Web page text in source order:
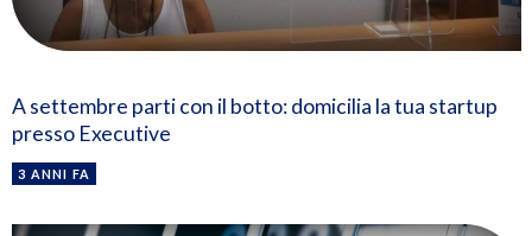
A settembre parti con il botto: domicilia la tua startup
presso Executive
3 ANNI FA